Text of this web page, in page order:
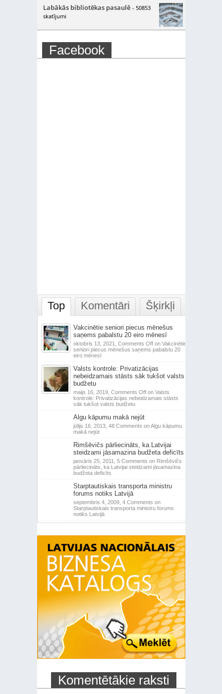
Labākās bibliotēkas pasaulē - 50853
skatījumi
Facebook
Top Komentāri Šķirkļi
Vakcinētie seniori piecus mēnešus
saņems pabalstu 20 eiro mēnesī
oktobris 13, 2021, Comments Offon Vakcinētie
seniori piecus mēnešus saņems pabalstu 20
eiro mēnesī
Valsts kontrole: Privatizācijas
nebeidzamais stāsts sāk tukšot valsts
budžetu
maijs 16, 2019, Comments Offon Valsts
kontrole: Privatizācijas nebeidzamais stāsts
sāk tukšot valsts budžetu
Algu kāpumu makā nejūt
jūlijs 16, 2013, 48 Comments on Algu kāpumu
makā nejūt
Rimšēvičs pārliecināts, ka Latvijai
steidzami jāsamazina budžeta deficīts
janvāris 25, 2011, 5 Comments on Rimšēvičs
pārliecināts, ka Latvijai steidzami jāsamazina
budžeta deficīts
Starptautiskais transporta ministru
forums notiks Latvijā
septembris 4, 2009, 4 Comments on
Starptautiskais transporta ministru forums
notiks Latvijā
Komentētākie raksti